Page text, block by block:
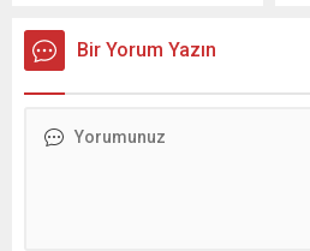
miting için tüm
İstanbullulara katılım çağrısı
Bir Yorum Yazın